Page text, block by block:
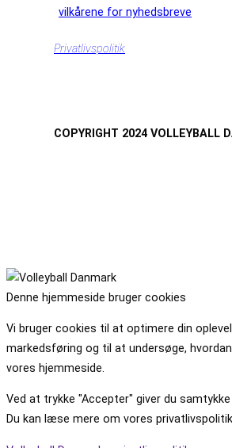
vilkårene for nyhedsbreve
Privatlivspolitik
COPYRIGHT 2024 VOLLEYBALL
Denne hjemmeside bruger cookies
Vi bruger cookies til at optimere din
markedsføring og til at undersøge,
vores hjemmeside.
Ved at trykke "Accepter" giver du
Du kan læse mere om vores